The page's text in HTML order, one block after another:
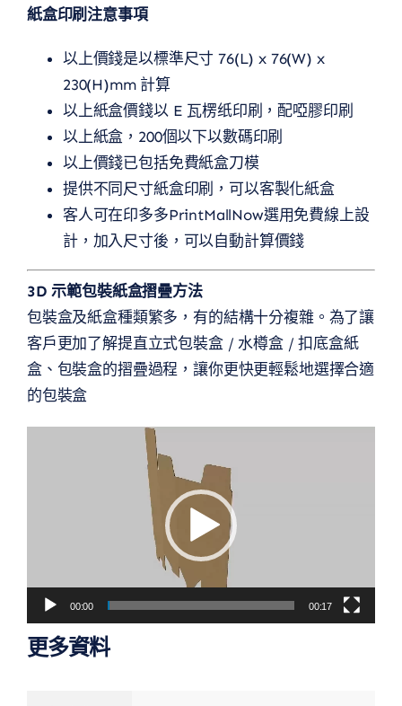
紙盒印刷注意事項
以上價錢是以標準尺寸 76(L) x 76(W) x
230(H)mm 計算
以上紙盒價錢以 E 瓦楞纸印刷，配啞膠印刷
以上紙盒，200個以下以數碼印刷
以上價錢已包括免費紙盒刀模
提供不同尺寸紙盒印刷，可以客製化紙盒
客人可在印多多PrintMallNow選用免費線上設
計，加入尺寸後，可以自動計算價錢
3D 示範包裝紙盒摺疊方法
包裝盒及紙盒種類繁多，有的結構十分複雜。為了讓
客戶更加了解提直立式包裝盒 / 水樽盒 / 扣底盒紙
盒、包裝盒的摺疊過程，讓你更快更輕鬆地選擇合適
的包裝盒
00:00 00:17
更多資料